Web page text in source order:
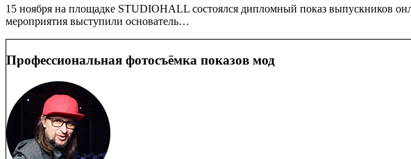
15 ноября на площадке STUDIOHALL состоялся дипломный показ выпускников
мероприятия выступили основатель…
Профессиональная фотосъёмка показов мод